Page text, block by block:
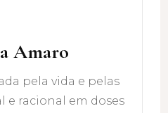
Amaro
pela vida e pelas
e racional em doses